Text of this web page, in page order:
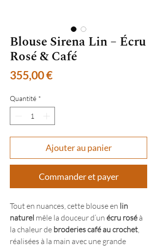
Blouse Sirena Lin – Écru
Rosé & Café
355,00 €Prix
Quantité *
Ajouter au panier
Commander et payer
Tout en nuances, cette blouse en lin
naturel mêle la douceur d’un écru rosé à
la chaleur de broderies café au crochet,
réalisées à la main avec une grande